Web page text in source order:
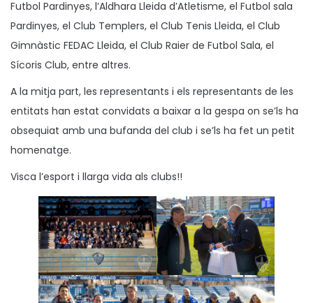
Futbol Pardinyes, l’Aldhara Lleida d’Atletisme, el Futbol sala
Pardinyes, el Club Templers, el Club Tenis Lleida, el Club
Gimnàstic FEDAC Lleida, el Club Raier de Futbol Sala, el
Sícoris Club, entre altres.
A la mitja part, les representants i els representants de les
entitats han estat convidats a baixar a la gespa on se’ls ha
obsequiat amb una bufanda del club i se’ls ha fet un petit
homenatge.
Visca l’esport i llarga vida als clubs!!